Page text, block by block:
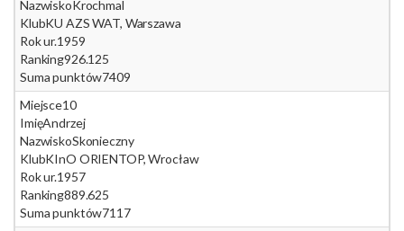
NazwiskoKrochmal
KlubKU AZS WAT, Warszawa
Rok ur.1959
Ranking926.125
Suma punktów7409
Miejsce10
ImięAndrzej
NazwiskoSkonieczny
KlubKInO ORIENTOP, Wrocław
Rok ur.1957
Ranking889.625
Suma punktów7117